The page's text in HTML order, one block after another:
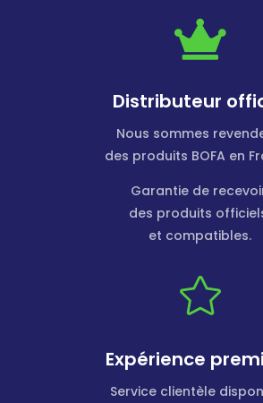

Distributeur
Nous sommes
des produits BOFA en
Garantie de
des produits
et compatibles.

Expérience
Service clientèle